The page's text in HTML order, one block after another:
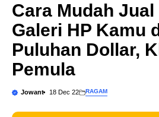
Cara Mudah
Galeri HP Kamu
Puluhan Dollar,
Pemula
Jowant 18 Dec 22 RAGAM